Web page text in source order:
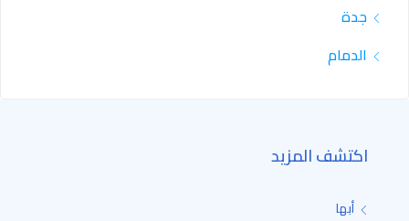
جدة
الدمام
اكتشف المزيد
أبها